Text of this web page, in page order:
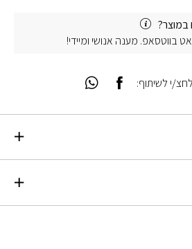
במוצר?
בווטסאפ. מענה אנושי ומיידי!
י לשיתוף: